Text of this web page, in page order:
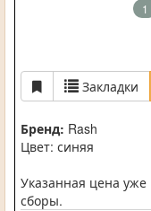
1
Закладки
Бренд: Rash
Цвет: синяя
Указанная цена
сборы.